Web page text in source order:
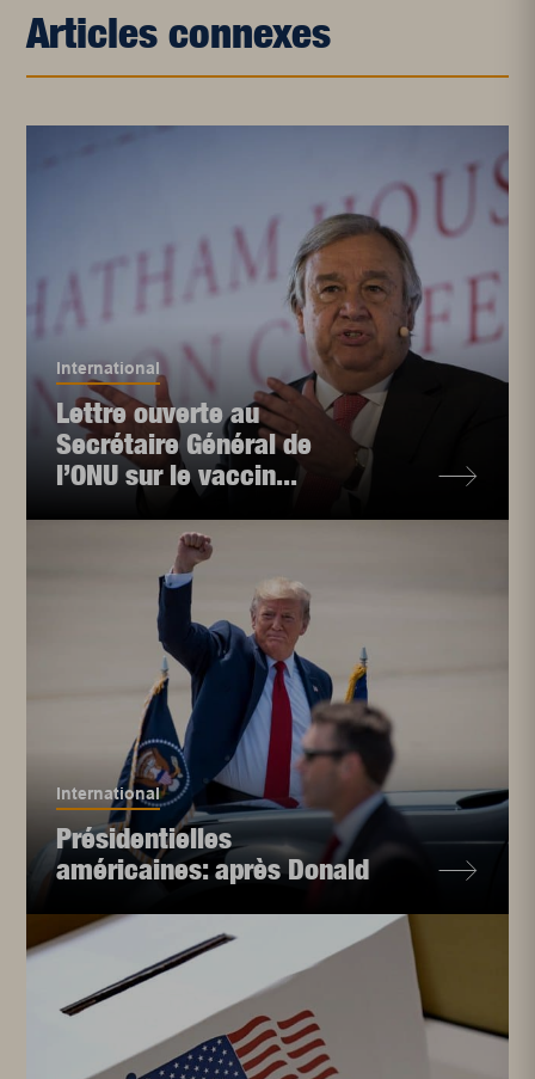
Articles connexes
International
Lettre ouverte au
Secrétaire Général de
l’ONU sur le vaccin...
International
Présidentielles
américaines: après Donald